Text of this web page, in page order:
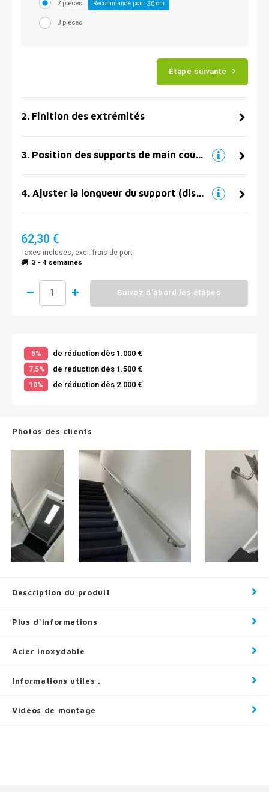
2 pièces Recommandé pour 30 cm
3 pièces
Étape suivante
2. Finition des extrémités
3. Position des supports de main courante
4. Ajuster la longueur du support (distance par rapport au mur)
62,30 €
Taxes incluses, excl. frais de port
3 - 4 semaines
Suivez d'abord les étapes
5% de réduction dès 1.000 €
7,5% de réduction dès 1.500 €
10% de réduction dès 2.000 €
Photos des clients
Description du produit
Plus d'informations
Acier inoxydable
Informations utiles .
Vidéos de montage